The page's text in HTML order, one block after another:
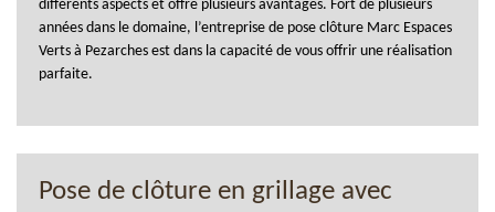
différents aspects et offre plusieurs avantages. Fort de plusieurs
années dans le domaine, l’entreprise de pose clôture Marc Espaces
Verts à Pezarches est dans la capacité de vous offrir une réalisation
parfaite.
Pose de clôture en grillage avec